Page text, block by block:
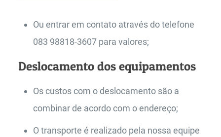
Ou entrar em contato através do telefone
083 98818-3607 para valores;
Deslocamento dos equipamentos
Os custos com o deslocamento são a
combinar de acordo com o endereço;
O transporte é realizado pela nossa equipe